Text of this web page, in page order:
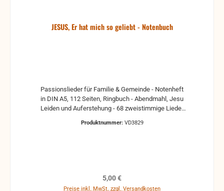
JESUS, Er hat mich so geliebt - Notenbuch
Passionslieder für Familie & Gemeinde - Notenheft
in DIN A5, 112 Seiten, Ringbuch - Abendmahl, Jesu
Leiden und Auferstehung - 68 zweistimmige Lieder
Produktnummer: VD3829
Regulärer Preis:
5,00 €
Preise inkl. MwSt. zzgl. Versandkosten